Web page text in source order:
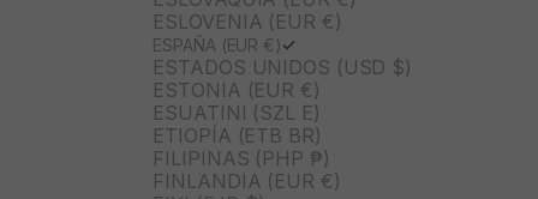
ESLOVENIA (EUR €)
ESPAÑA (EUR €)
ESTADOS UNIDOS (USD $)
ESTONIA (EUR €)
ESUATINI (SZL E)
ETIOPÍA (ETB BR)
FILIPINAS (PHP ₱)
FINLANDIA (EUR €)